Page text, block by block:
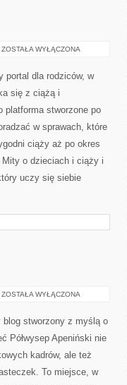
PSYCHOLOGIA
ZOSTAŁA WYŁĄCZONA
portal dla rodziców, w
się z ciążą i
platforma stworzone po
w sprawach, które
ciąży aż po okres
o dzieciach i ciąży i
uczy się siebie
PÓŁWYSEP
ZOSTAŁA WYŁĄCZONA
stworzony z myślą o
Półwysep Apeniński nie
kadrów, ale też
To miejsce, w